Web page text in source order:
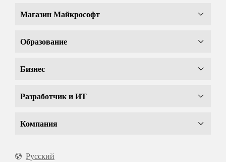
Магазин Майкрософт
Образование
Бизнес
Разработчик и ИТ
Компания
Русский